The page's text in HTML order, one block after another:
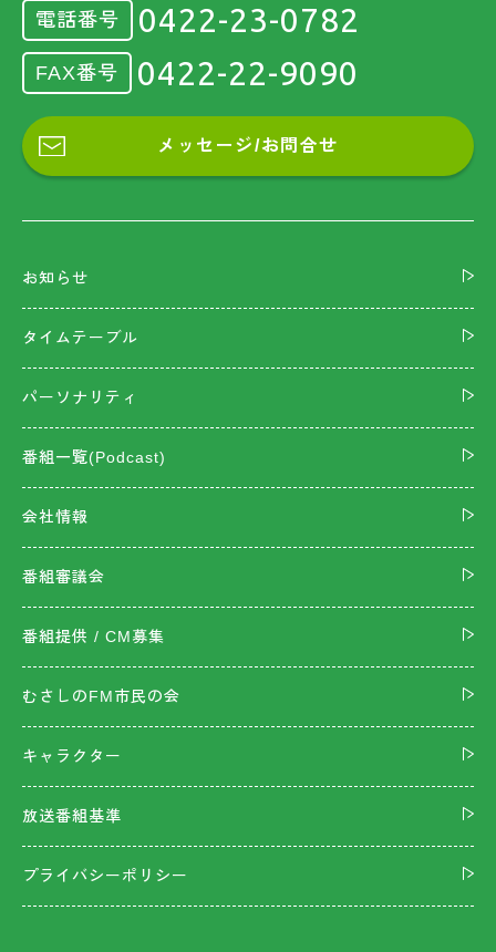
電話番号 0422-23-0782
FAX番号 0422-22-9090
メッセージ/お問合せ
お知らせ
タイムテーブル
パーソナリティ
番組一覧(Podcast)
会社情報
番組審議会
番組提供 / CM募集
むさしのFM市民の会
キャラクター
放送番組基準
プライバシーポリシー